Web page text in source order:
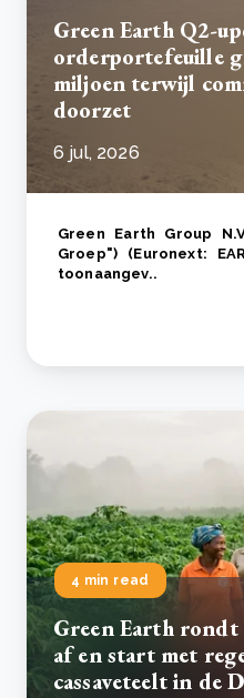
Green Earth Q2-
orderportefeuille
miljoen terwijl
doorzet
6 jul, 2026
Green Earth Group
Groep") (Euronext:
toonaangev..
4 min read
Green Earth rondt
af en start met
cassaveteelt in de